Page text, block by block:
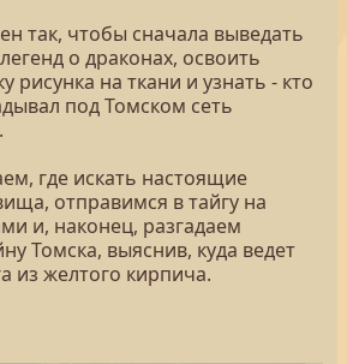
так, чтобы сначала выведать
о драконах, освоить
рисунка на ткани и узнать - кто
под Томском сеть
где искать настоящие
отправимся в тайгу на
и, наконец, разгадаем
Томска, выяснив, куда ведет
из желтого кирпича.